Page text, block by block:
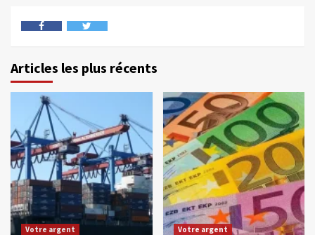
Articles les plus récents
Votre argent Votre argent